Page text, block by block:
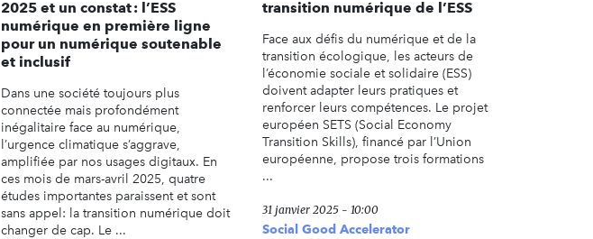
2025 et un constat : l’ESS
numérique en première ligne
pour un numérique soutenable
et inclusif
Dans une société toujours plus
connectée mais profondément
inégalitaire face au numérique,
l’urgence climatique s’aggrave,
amplifiée par nos usages digitaux. En
ces mois de mars-avril 2025, quatre
études importantes paraissent et sont
sans appel: la transition numérique doit
changer de cap. Le ...
transition numérique de l’ESS
Face aux défis du numérique et de la
transition écologique, les acteurs de
l’économie sociale et solidaire (ESS)
doivent adapter leurs pratiques et
renforcer leurs compétences. Le projet
européen SETS (Social Economy
Transition Skills), financé par l’Union
européenne, propose trois formations
...
31 janvier 2025 - 10:00
Social Good Accelerator